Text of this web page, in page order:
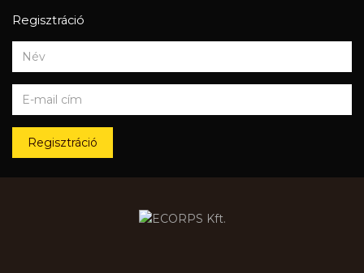
Regisztráció
Regisztráció